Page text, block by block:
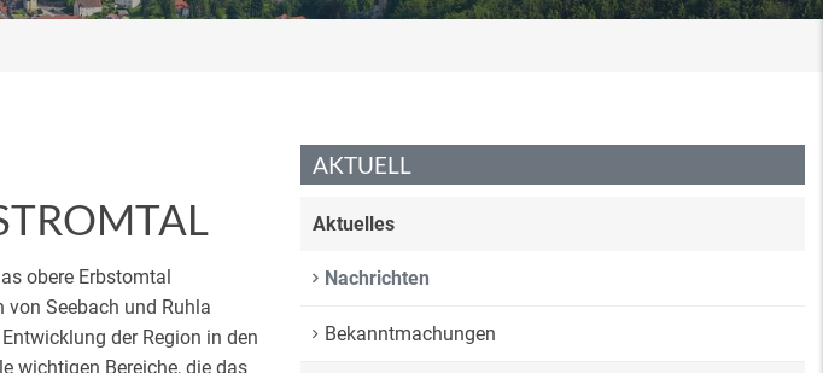
obere Erbstomtal
Seebach und Ruhla
der Region in den
wichtigen Bereiche, die das
AKTUELL
Aktuelles
Nachrichten
Bekanntmachungen